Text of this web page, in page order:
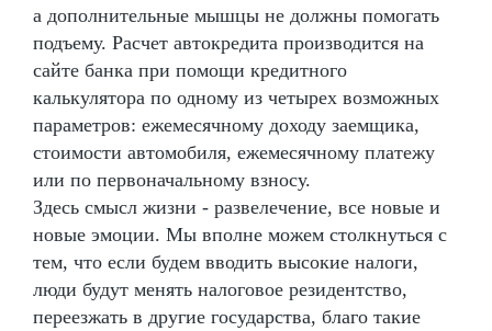
а дополнительные мышцы не должны помогать
подъему. Расчет автокредита производится на
сайте банка при помощи кредитного
калькулятора по одному из четырех возможных
параметров: ежемесячному доходу заемщика,
стоимости автомобиля, ежемесячному платежу
или по первоначальному взносу.
Здесь смысл жизни - развелечение, все новые и
новые эмоции. Мы вполне можем столкнуться с
тем, что если будем вводить высокие налоги,
люди будут менять налоговое резидентство,
переезжать в другие государства, благо такие